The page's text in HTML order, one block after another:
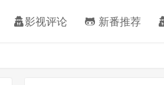
影视评论 新番推荐